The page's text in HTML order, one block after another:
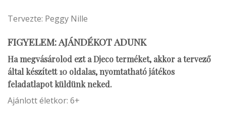
Tervezte: Peggy Nille
FIGYELEM: AJÁNDÉKOT ADUNK
Ha megvásárolod ezt a Djeco terméket, akkor a tervező
által készített 10 oldalas, nyomtatható játékos
feladatlapot küldünk neked.
Ajánlott életkor: 6+